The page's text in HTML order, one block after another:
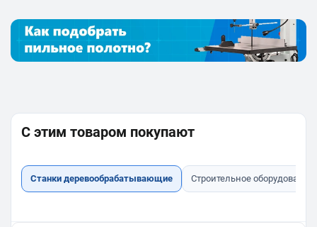
С этим товаром покупают
Станки деревообрабатывающие Строительное оборудование